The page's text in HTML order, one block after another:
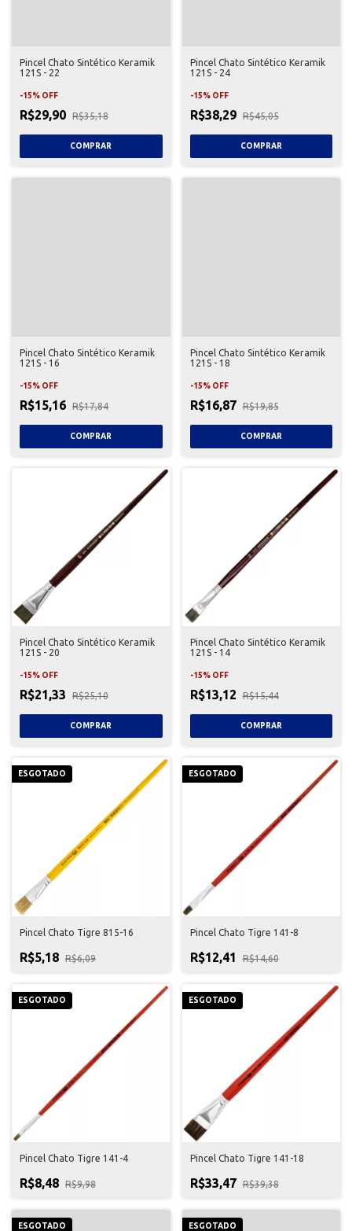
Pincel Chato Sintético Keramik
121S - 22
-15% OFF
R$29,90 R$35,18
Pincel Chato Sintético Keramik
121S - 24
-15% OFF
R$38,29 R$45,05
Pincel Chato Sintético Keramik
121S - 16
-15% OFF
R$15,16 R$17,84
Pincel Chato Sintético Keramik
121S - 18
-15% OFF
R$16,87 R$19,85
Pincel Chato Sintético Keramik
121S - 20
-15% OFF
R$21,33 R$25,10
Pincel Chato Sintético Keramik
121S - 14
-15% OFF
R$13,12 R$15,44
ESGOTADO
Pincel Chato Tigre 815-16
R$5,18 R$6,09
ESGOTADO
Pincel Chato Tigre 141-8
R$12,41 R$14,60
ESGOTADO
Pincel Chato Tigre 141-4
R$8,48 R$9,98
ESGOTADO
Pincel Chato Tigre 141-18
R$33,47 R$39,38
ESGOTADO ESGOTADO